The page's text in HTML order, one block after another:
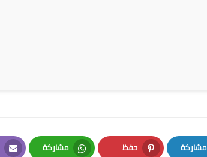
مشاركة حفظ مشاركة